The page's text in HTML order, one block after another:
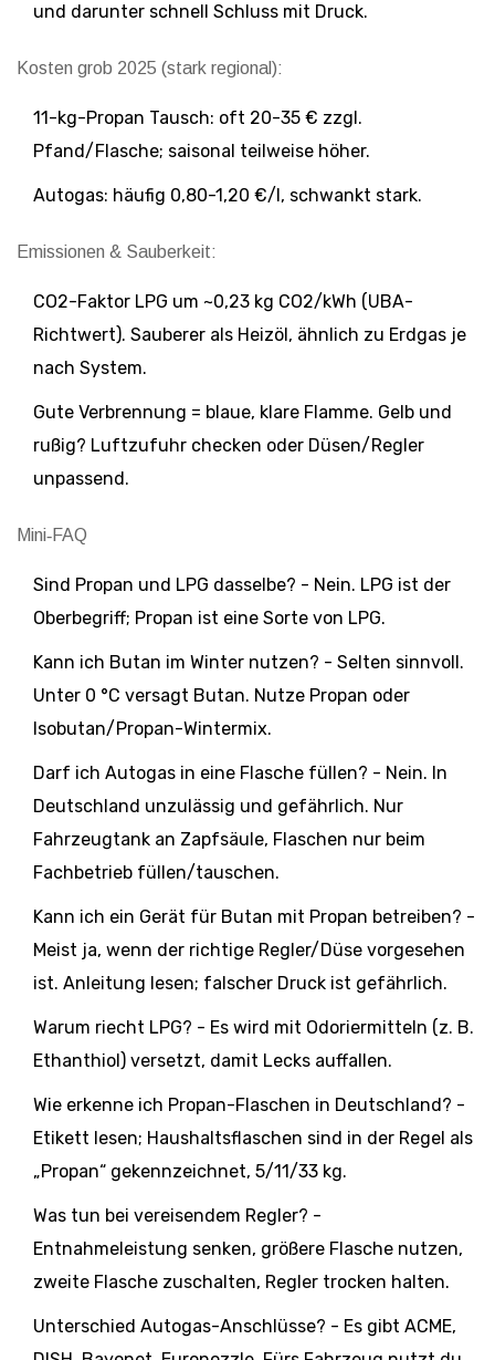
und darunter schnell Schluss mit Druck.
Kosten grob 2025 (stark regional):
11-kg-Propan Tausch: oft 20-35 € zzgl.
Pfand/Flasche; saisonal teilweise höher.
Autogas: häufig 0,80-1,20 €/l, schwankt stark.
Emissionen & Sauberkeit:
CO2-Faktor LPG um ~0,23 kg CO2/kWh (UBA-
Richtwert). Sauberer als Heizöl, ähnlich zu Erdgas je
nach System.
Gute Verbrennung = blaue, klare Flamme. Gelb und
rußig? Luftzufuhr checken oder Düsen/Regler
unpassend.
Mini‑FAQ
Sind Propan und LPG dasselbe? - Nein. LPG ist der
Oberbegriff; Propan ist eine Sorte von LPG.
Kann ich Butan im Winter nutzen? - Selten sinnvoll.
Unter 0 °C versagt Butan. Nutze Propan oder
Isobutan/Propan-Wintermix.
Darf ich Autogas in eine Flasche füllen? - Nein. In
Deutschland unzulässig und gefährlich. Nur
Fahrzeugtank an Zapfsäule, Flaschen nur beim
Fachbetrieb füllen/tauschen.
Kann ich ein Gerät für Butan mit Propan betreiben? -
Meist ja, wenn der richtige Regler/Düse vorgesehen
ist. Anleitung lesen; falscher Druck ist gefährlich.
Warum riecht LPG? - Es wird mit Odoriermitteln (z. B.
Ethanthiol) versetzt, damit Lecks auffallen.
Wie erkenne ich Propan-Flaschen in Deutschland? -
Etikett lesen; Haushaltsflaschen sind in der Regel als
„Propan“ gekennzeichnet, 5/11/33 kg.
Was tun bei vereisendem Regler? -
Entnahmeleistung senken, größere Flasche nutzen,
zweite Flasche zuschalten, Regler trocken halten.
Unterschied Autogas-Anschlüsse? - Es gibt ACME,